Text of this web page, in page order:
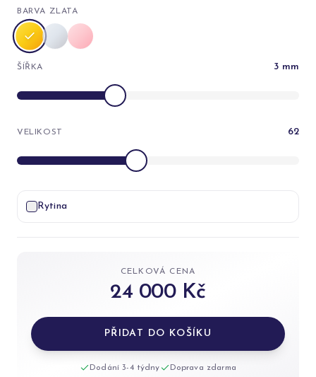
BARVA ZLATA
ŠÍŘKA 3 mm
VELIKOST 62
Rytina
CELKOVÁ CENA
24 000 Kč
PŘIDAT DO KOŠÍKU
Dodání 3-4 týdny Doprava zdarma